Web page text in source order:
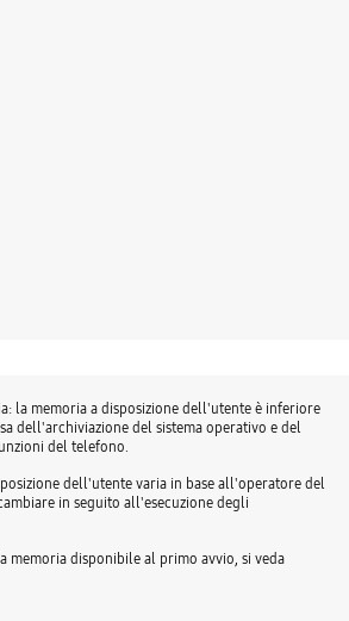
la memoria a disposizione dell'utente è inferiore
dell'archiviazione del sistema operativo e del
del telefono.
dell'utente varia in base all'operatore del
in seguito all'esecuzione degli
memoria disponibile al primo avvio, si veda